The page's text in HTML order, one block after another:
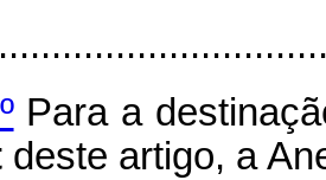
Para a
deste artigo, a